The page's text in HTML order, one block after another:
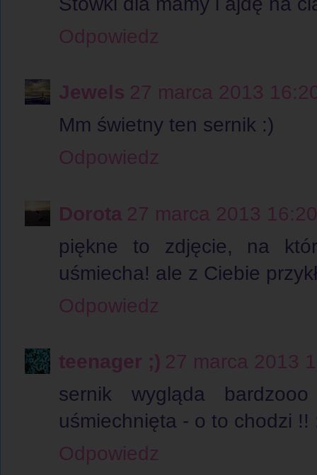
Odpowiedz
Jewels 27 marca 2013
Mm świetny ten sernik :)
Odpowiedz
Dorota 27 marca 2013 16:20
piękne to zdjęcie, na
uśmiecha! ale z Ciebie
Odpowiedz
teenager ;) 27 marca 2013
sernik wygląda
uśmiechnięta - o to chodzi
Odpowiedz